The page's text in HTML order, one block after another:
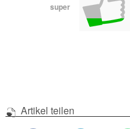
super
Artikel teilen